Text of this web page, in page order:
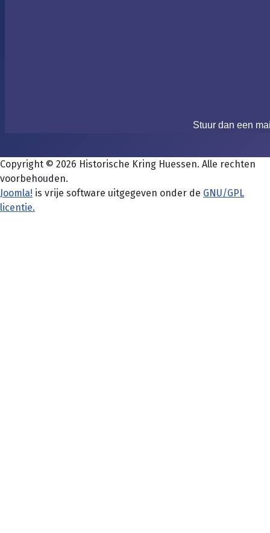
Stuur dan een
Copyright © 2026 Historische Kring Huessen. Alle rechten
voorbehouden.
Joomla! is vrije software uitgegeven onder de GNU/GPL
licentie.